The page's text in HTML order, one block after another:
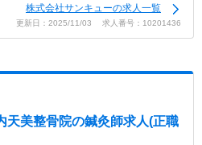
株式会社サンキューの求人一覧
更新日：2025/11/03 求人番号：10201436
天美整骨院の鍼灸師求人(正職